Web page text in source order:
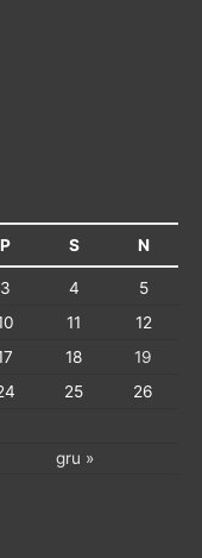
P S N
gru »
3 4
5
11
12
18
19
25
26